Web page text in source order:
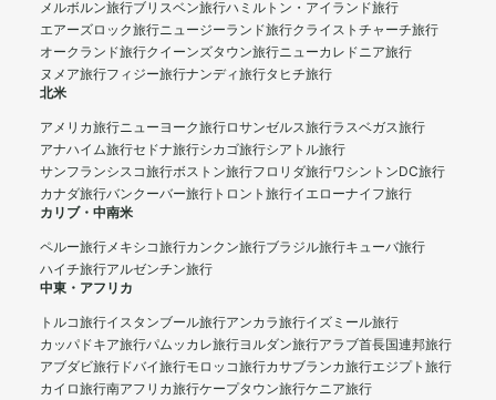
メルボルン旅行ブリスベン旅行ハミルトン・アイランド旅行
エアーズロック旅行ニュージーランド旅行クライストチャーチ旅行
オークランド旅行クイーンズタウン旅行ニューカレドニア旅行
ヌメア旅行フィジー旅行ナンディ旅行タヒチ旅行
北米
アメリカ旅行ニューヨーク旅行ロサンゼルス旅行ラスベガス旅行
アナハイム旅行セドナ旅行シカゴ旅行シアトル旅行
サンフランシスコ旅行ボストン旅行フロリダ旅行ワシントンDC旅行
カナダ旅行バンクーバー旅行 トロント旅行イエローナイフ旅行
カリブ・中南米
ペルー旅行メキシコ旅行カンクン旅行ブラジル旅行キューバ旅行
ハイチ旅行アルゼンチン旅行
中東・アフリカ
トルコ旅行イスタンブール旅行アンカラ旅行イズミール旅行
カッパドキア旅行パムッカレ旅行ヨルダン旅行アラブ首長国連邦旅行
アブダビ旅行 ドバイ旅行モロッコ旅行カサブランカ旅行エジプト旅行
カイロ旅行南アフリカ旅行ケープタウン旅行ケニア旅行